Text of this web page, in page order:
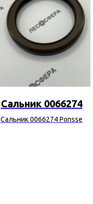
Сальник 0066274
Сальник 0066274 Ponsse